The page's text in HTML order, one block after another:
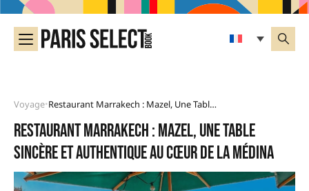
Voyage• Restaurant Marrakech : Mazel, Une Table Sincère Et Authentique Au Cœur De La Médina
Restaurant Marrakech : Mazel, une table
sincère et authentique au cœur de la Médina